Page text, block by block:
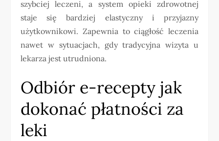
szybciej leczeni, a system opieki zdrowotnej
staje się bardziej elastyczny i przyjazny
użytkownikowi. Zapewnia to ciągłość leczenia
nawet w sytuacjach, gdy tradycyjna wizyta u
lekarza jest utrudniona.
Odbiór e-recepty jak
dokonać płatności za
leki